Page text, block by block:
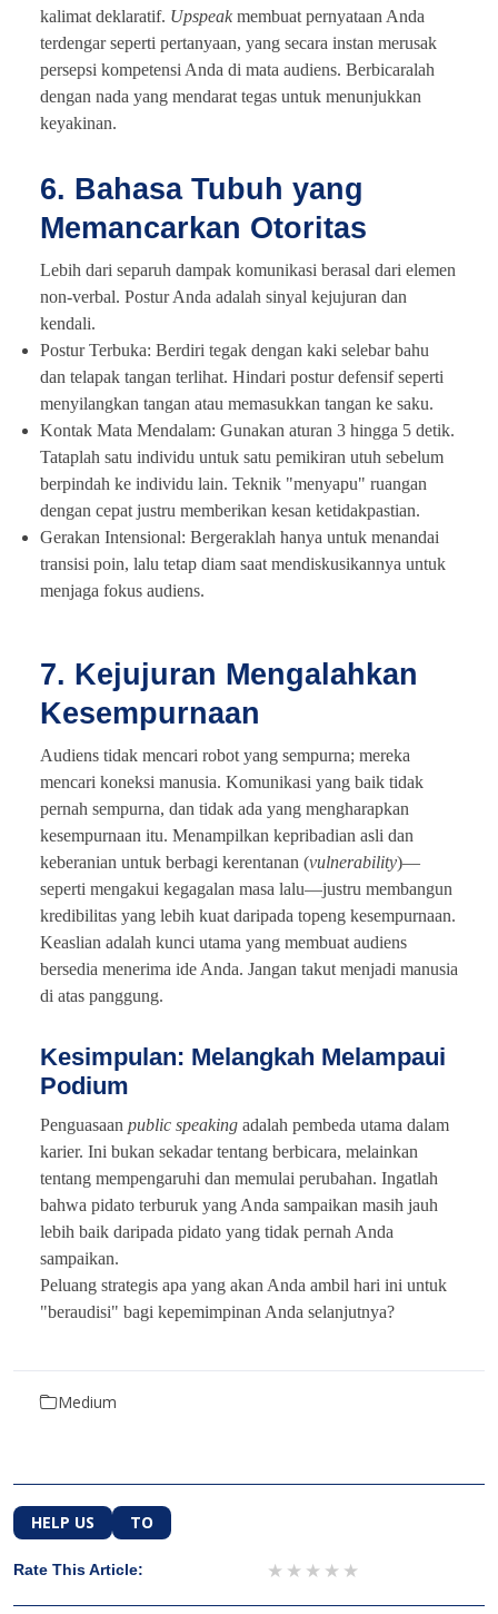
kalimat deklaratif. Upspeak membuat pernyataan Anda
terdengar seperti pertanyaan, yang secara instan merusak
persepsi kompetensi Anda di mata audiens. Berbicaralah
dengan nada yang mendarat tegas untuk menunjukkan
keyakinan.
6. Bahasa Tubuh yang
Memancarkan Otoritas
Lebih dari separuh dampak komunikasi berasal dari elemen
non-verbal. Postur Anda adalah sinyal kejujuran dan
kendali.
Postur Terbuka: Berdiri tegak dengan kaki selebar bahu
dan telapak tangan terlihat. Hindari postur defensif seperti
menyilangkan tangan atau memasukkan tangan ke saku.
Kontak Mata Mendalam: Gunakan aturan 3 hingga 5 detik.
Tataplah satu individu untuk satu pemikiran utuh sebelum
berpindah ke individu lain. Teknik "menyapu" ruangan
dengan cepat justru memberikan kesan ketidakpastian.
Gerakan Intensional: Bergeraklah hanya untuk menandai
transisi poin, lalu tetap diam saat mendiskusikannya untuk
menjaga fokus audiens.
7. Kejujuran Mengalahkan
Kesempurnaan
Audiens tidak mencari robot yang sempurna; mereka
mencari koneksi manusia. Komunikasi yang baik tidak
pernah sempurna, dan tidak ada yang mengharapkan
kesempurnaan itu. Menampilkan kepribadian asli dan
keberanian untuk berbagi kerentanan (vulnerability)—
seperti mengakui kegagalan masa lalu—justru membangun
kredibilitas yang lebih kuat daripada topeng kesempurnaan.
Keaslian adalah kunci utama yang membuat audiens
bersedia menerima ide Anda. Jangan takut menjadi manusia
di atas panggung.
Kesimpulan: Melangkah Melampaui
Podium
Penguasaan public speaking adalah pembeda utama dalam
karier. Ini bukan sekadar tentang berbicara, melainkan
tentang mempengaruhi dan memulai perubahan. Ingatlah
bahwa pidato terburuk yang Anda sampaikan masih jauh
lebih baik daripada pidato yang tidak pernah Anda
sampaikan.
Peluang strategis apa yang akan Anda ambil hari ini untuk
"beraudisi" bagi kepemimpinan Anda selanjutnya?
Medium
HELP US TO
Rate This Article: 4 stars
3 stars
2 stars
1 star